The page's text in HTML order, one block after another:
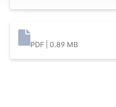
PDF 0.89 MB